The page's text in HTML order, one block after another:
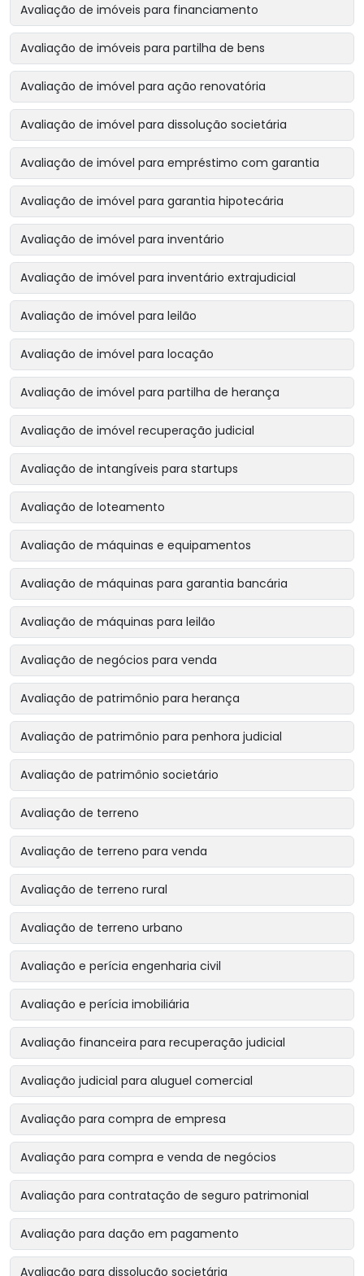
Avaliação de imóveis para financiamento
Avaliação de imóveis para partilha de bens
Avaliação de imóvel para ação renovatória
Avaliação de imóvel para dissolução societária
Avaliação de imóvel para empréstimo com garantia
Avaliação de imóvel para garantia hipotecária
Avaliação de imóvel para inventário
Avaliação de imóvel para inventário extrajudicial
Avaliação de imóvel para leilão
Avaliação de imóvel para locação
Avaliação de imóvel para partilha de herança
Avaliação de imóvel recuperação judicial
Avaliação de intangíveis para startups
Avaliação de loteamento
Avaliação de máquinas e equipamentos
Avaliação de máquinas para garantia bancária
Avaliação de máquinas para leilão
Avaliação de negócios para venda
Avaliação de patrimônio para herança
Avaliação de patrimônio para penhora judicial
Avaliação de patrimônio societário
Avaliação de terreno
Avaliação de terreno para venda
Avaliação de terreno rural
Avaliação de terreno urbano
Avaliação e perícia engenharia civil
Avaliação e perícia imobiliária
Avaliação financeira para recuperação judicial
Avaliação judicial para aluguel comercial
Avaliação para compra de empresa
Avaliação para compra e venda de negócios
Avaliação para contratação de seguro patrimonial
Avaliação para dação em pagamento
Avaliação para dissolução societária